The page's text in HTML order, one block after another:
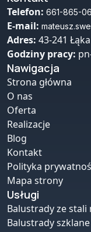
Telefon: 661-865-
E-mail:
Adres: 43-241
Godziny pracy:
Nawigacja
Strona główna
O nas
Oferta
Realizacje
Blog
Kontakt
Polityka
Mapa strony
Usługi
Balustrady ze stali
Balustrady szklane